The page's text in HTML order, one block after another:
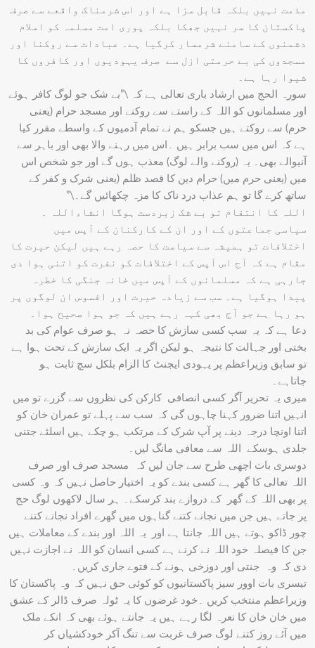
مذمت نہیں بلکہ قابل سزا ہے اور اس شرمناک واقعے سے صرف
پاکستان کا سر نہیں جھکا بلکہ پوری امت مسلمہ کو اسلام
دشمنوں کے سامنے شرمسار کرگیا ہے۔ عبادات سے روکنا اور
مسجدوں کی بے حرمتی ازل سے صرف یہودیوں اور کافروں کا
شیوا رہا ہے۔
سورہ الحج میں ارشاد باری تعالی ہے کہ \”بے شک جو لوگ کافر ہوئے
اور مسلمانوں کو اللہ کے راستے سے روکنے اور مسجد حرام (یعنی
حرم) سے روکتے ہیں جسکو ہم نے تمام آدمیوں کے واسطے مقرر کیا
ہے کہ اس میں سب برابر ہیں ۔اس میں رہنے والا بھی اور باہر سے
آنیوالے بھی۔ یہ (روکنے والے لوگ) معذب ہوں گے اور جو شخص اس
میں (یعنی حرم میں) حرام دین کا قصد ظلم (یعنی شرک و کفر کے
ساتھ کرے گا تو ہم عذاب درد ناک کا مزہ چکھائیں گے۔\”
اللہ کا انتقام تو بے شک زبردست ہوگا انشاءاللہ ۔
سیاسی جماعتوں کے اور ان کے کارکنان کے آپس میں
اختلافات تو ہمیشہ سے سیاست کا حصہ رہے ہیں لیکن حیرت کا
مقام ہے کہ آج اس آپس کے اختلافات کو نفرت کو اتنی ہوا دی
جارہی ہے کہ مسلمانوں کے آپس میں خانہ جنگی کا خطرہ
پیدا ہوگیا ہے۔ سب سے زیادہ حیرت اور افسوس ان لوگوں پر
ہو رہا ہے جو آج بھی کہہ رہے ہیں کہ جو ہوا صحیح ہوا۔
دعا ہے کہ یہ سب کسی سازش کا حصہ نہ ہو صرف عوام کی بد
بختی اور جہالت کا نتیجہ ہو لیکن اگر یہ ایک سازش کے تحت ہوا ہے
تو سابق وزیراعظم پر یہودی ایجنٹ کا الزام بلکل سچ ثابت ہو
جاتاہے۔
میری یہ تحریر آگر کسی انصافی کارکن کی نظروں سے گزرے تو میں
انہیں اتنا ضرور کہنا چاہوں گی کہ سب سے پہلے تو عمران خان کو
اتنا اونچا درجہ دینے پر آپ شرک کے مرتکب ہو چکے ہیں اسلئے جتنی
جلدی ہوسکے اللہ سے معافی مانگ لیں۔
دوسری بات اچھی طرح سے جان لیں کہ مسجد صرف اور صرف
اللہ تعالی کا گھر ہے کسی بندے کو یہ اختیار حاصل نہیں کہ وہ کسی
پر بھی اللہ کے گھر کے دروازے بند کرسکے۔ ہر سال لاکھوں لوگ حج
پر جاتے ہیں جن میں نجانے کتنے گناہوں میں گھرے افراد نجانے کتنے
چور ڈاکو ہوتے ہیں اللہ جانتا ہے اور یہ اللہ اور بندے کے معاملات ہیں
جن کا فیصلہ خود اللہ نے کرنے ہے کسی انسان کو اللہ نے اجازت نہیں
دی کہ وہ جنتی اور دوزخی ہونے کے فتوے جاری کریں۔
تیسری بات اوور سیز پاکستانیوں کو کوئی حق نہیں کہ وہ پاکستان کا
وزیراعظم منتخب کریں ۔خود غرضوں کا یہ ٹولہ صرف ڈالر کے عشق
میں خان خان کا نعرہ لگا رہے ہیں یہ جانتے ہوئے بھی کہ انکے ملک
میں آئے روز کتنے لوگ صرف غربت سے تنگ آکر خودکشیاں کر